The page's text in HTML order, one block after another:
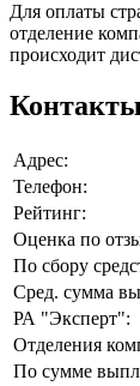
Для оплаты
отделение
происходит
Адрес:
Телефон:
Рейтинг:
Оценка по
По сбору
Сред. сумма
РА "Эксперт":
Отделения
По сумме